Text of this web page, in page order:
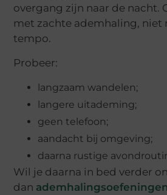
overgang zijn naar de nacht.
met zachte ademhaling, niet
tempo.
Probeer:
langzaam wandelen;
langere uitademing;
geen telefoon;
aandacht bij omgeving;
daarna rustige
Wil je daarna in bed verder
dan